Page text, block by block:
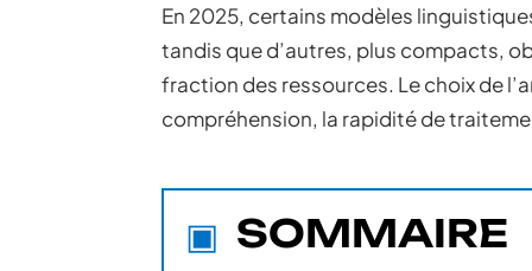
En 2025, certains modèles
tandis que d’autres, plus compacts,
fraction des ressources. Le choix de
compréhension, la rapidité de
SOMMAIRE